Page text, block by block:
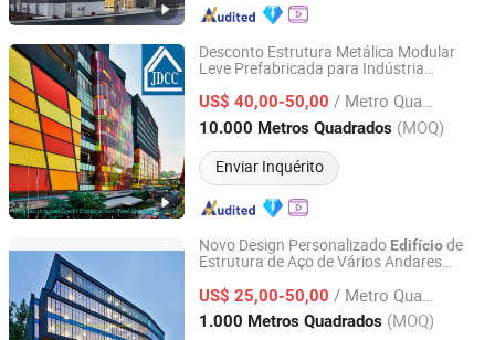
Desconto Estrutura Metálica Modular
Leve Prefabricada para Indústria
Apartamento Oficina Construção
US$ 40,00-50,00 / Metro Quadrado
10.000 Metros Quadrados (MOQ)
Enviar Inquérito
Qingdao Jingdao Credit Construction Steel Structure Co.,
Ltd.
Shandong, China Desde 2012
Novo Design Personalizado Edifíciode
Estrutura de Aço de Vários Andares
de Aço Prefabricada Empreiteiro Geral
Construção Turnkey e Estrutura
US$ 25,00-50,00 / Metro Quadrado
1.000 Metros Quadrados (MOQ)
Qingdao Jingdao Credit Construction Steel Structure Co.,
Ltd.